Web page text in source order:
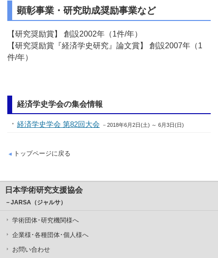
顕彰事業・研究助成奨励事業など
【研究奨励賞】 創設2002年（1件/年）
【研究奨励賞『経済学史研究』論文賞】 創設2007年（1
件/年）
経済学史学会の集会情報
経済学史学会 第82回大会 －2018年6月2日(土) ～ 6月3日(日)
トップページに戻る
日本学術研究支援協会
－JARSA（ジャルサ）
学術団体･研究機関様へ
企業様･各種団体･個人様へ
お問い合わせ